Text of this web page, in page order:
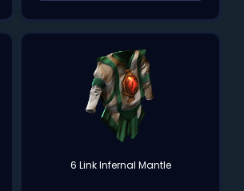
6 Link Infernal Mantle